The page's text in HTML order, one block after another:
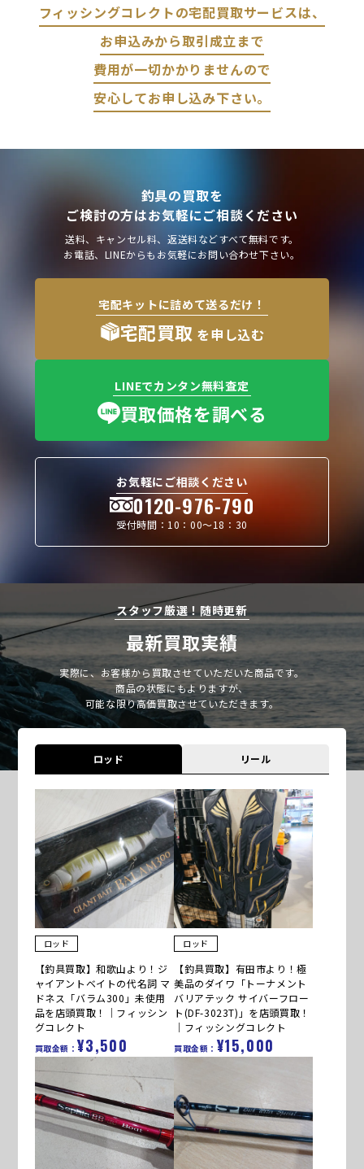
フィッシングコレクトの宅配買取サービスは、
お申込みから取引成立まで
費用が一切かかりませんので
安心してお申し込み下さい。
釣具の買取を
ご検討の方はお気軽にご相談ください
送料、キャンセル料、返送料などすべて無料です。
お電話、LINEからもお気軽にお問い合わせ下さい。
宅配キットに詰めて送るだけ！
宅配買取 を申し込む
LINEでカンタン無料査定
買取価格を調べる
お気軽にご相談ください
0120-976-790
受付時間：10：00〜18：30
スタッフ厳選！随時更新
最新買取実績
実際に、お客様から買取させていただいた商品です。
商品の状態にもよりますが、
可能な限り高価買取させていただきます。
ロッド リール
ロッド
【釣具買取】和歌山より！ジ
ャイアントベイトの代名詞 マ
ドネス「バラム300」未使用
品を店頭買取！｜フィッシン
グコレクト
買取金額： ¥3,500
ロッド
【釣具買取】有田市より！極
美品のダイワ「トーナメント
バリアテック サイバーフロー
ト(DF-3023T)」を店頭買取！
｜フィッシングコレクト
買取金額： ¥15,000